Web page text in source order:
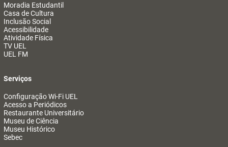
Moradia Estudantil
Casa de Cultura
Inclusão Social
Acessibilidade
Atividade Física
TV UEL
UEL FM
Serviços
Configuração Wi-Fi UEL
Acesso a Periódicos
Restaurante Universitário
Museu de Ciência
Museu Histórico
Sebec